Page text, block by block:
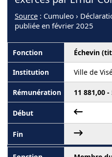
Source : Cumuleo ›
publiée en février 2025
Échevin
Ville de
11 881,00 -